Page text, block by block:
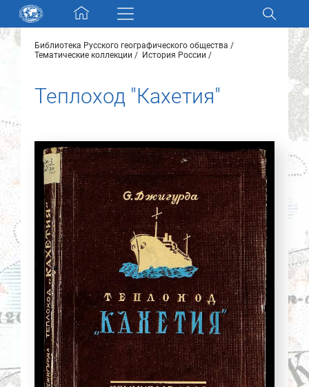
Skip navigation
Разделы и коллекции
Электронный каталог
Новости
О нас
Контакты
Партнеры
Найти
Библиотека Русского географического общества
Тематические коллекции
История России
Теплоход "Кахетия"